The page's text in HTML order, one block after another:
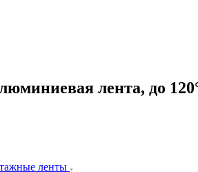
лента, до
ленты